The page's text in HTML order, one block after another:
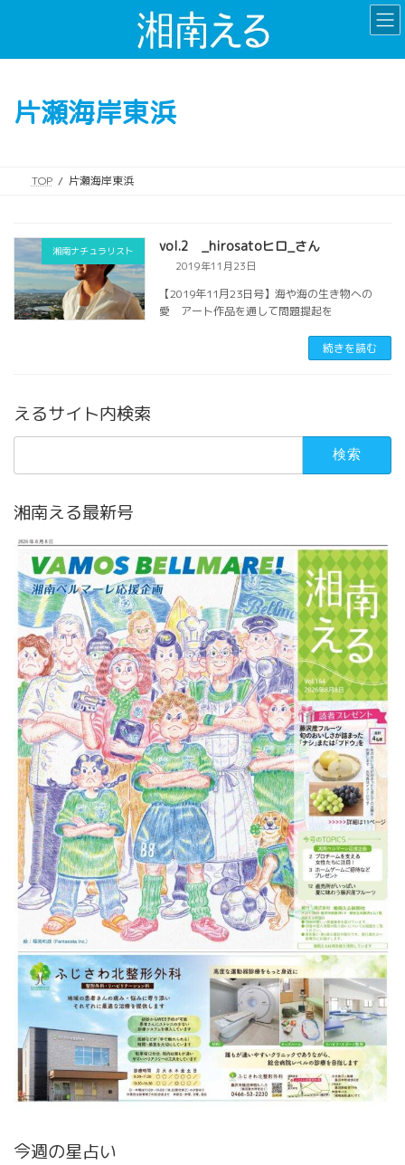
片瀬海岸東浜
TOP 片瀬海岸東浜
湘南ナチュラリスト vol.2 _hirosatoヒロ_さん
2019年11月23日
【2019年11月23日号】海や海の生き物への
愛 アート作品を通して問題提起を
続きを読む
えるサイト内検索
検
湘南える最新号
今週の星占い